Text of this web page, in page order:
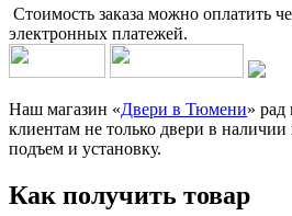
Стоимость заказа можно оплатить
электронных платежей.
Наш магазин «Двери в Тюмени» рад
клиентам не только двери в наличии
подъем и установку.
Как получить товар